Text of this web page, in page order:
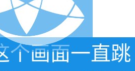
个画面一直跳